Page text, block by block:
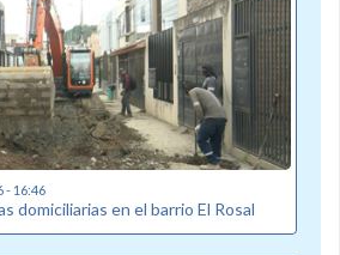
- 16:46
domiciliarias en el barrio El Rosal